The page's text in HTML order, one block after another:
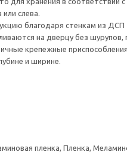
слева.
благодаря стенкам из
на дверцу без шурупов,
крепежные
и ширине.
пленка, Пленка,